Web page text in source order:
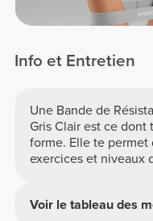
Info et Entretien
Une Bande de
Gris Clair est ce dont
forme. Elle te
exercices et niveaux
Voir le tableau des